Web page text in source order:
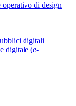
operativo di design
digitali
digitale (e-